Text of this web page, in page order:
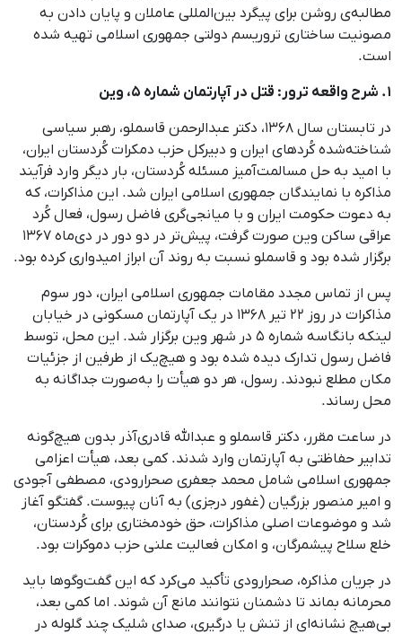
مطالبه‌ی روشن برای پیگرد بین‌المللی عاملان و پایان دادن به
مصونیت ساختاری تروریسم دولتی جمهوری اسلامی تهیه شده
است.
۱. شرح واقعه ترور: قتل در آپارتمان شماره ۵، وین
در تابستان سال ۱۳۶۸، دکتر عبدالرحمن قاسملو، رهبر سیاسی
شناخته‌شده کُردهای ایران و دبیرکل حزب دمکرات کُردستان ایران،
با امید به حل مسالمت‌آمیز مسئله کُردستان، بار دیگر وارد فرآیند
مذاکره با نمایندگان جمهوری اسلامی ایران شد. این مذاکرات، که
به دعوت حکومت ایران و با میانجی‌گری فاضل رسول، فعال کُرد
عراقی ساکن وین صورت گرفت، پیش‌تر در دو دور در دی‌ماه ۱۳۶۷
برگزار شده بود و قاسملو نسبت به روند آن ابراز امیدواری کرده بود.
پس از تماس مجدد مقامات جمهوری اسلامی ایران، دور سوم
مذاکرات در روز ۲۲ تیر ۱۳۶۸ در یک آپارتمان مسکونی در خیابان
لینکه بانگاسه شماره ۵ در شهر وین برگزار شد. این محل، توسط
فاضل رسول تدارک دیده شده بود و هیچ‌یک از طرفین از جزئیات
مکان مطلع نبودند. رسول، هر دو هیأت را به‌صورت جداگانه به
محل رساند.
در ساعت مقرر، دکتر قاسملو و عبدالله قادری‌آذر بدون هیچ‌گونه
تدابیر حفاظتی به آپارتمان وارد شدند. کمی بعد، هیأت اعزامی
جمهوری اسلامی شامل محمد جعفری صحرارودی، مصطفی آجودی
و امیر منصور بزرگیان (غفور درجزی) به آنان پیوست. گفتگو آغاز
شد و موضوعات اصلی مذاکرات، حق خودمختاری برای کُردستان،
خلع سلاح پیشمرگان، و امکان فعالیت علنی حزب دموکرات بود.
در جریان مذاکره، صحرارودی تأکید می‌کرد که این گفت‌وگوها باید
محرمانه بماند تا دشمنان نتوانند مانع آن شوند. اما کمی بعد،
بی‌هیچ نشانه‌ای از تنش یا درگیری، صدای شلیک چند گلوله در